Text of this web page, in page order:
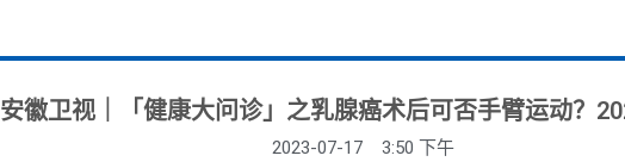
安徽卫视｜「健康大问诊」之乳腺癌术后可否手臂运动？
2023-07-17 3:50 下午